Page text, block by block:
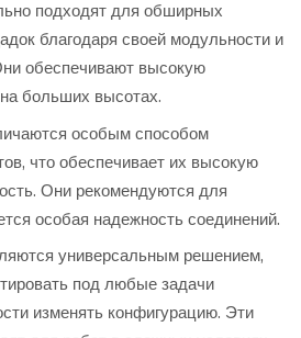
подходят для обширных
благодаря своей модульности и
обеспечивают высокую
больших высотах.
особым способом
что обеспечивает их высокую
Они рекомендуются для
особая надежность соединений.
универсальным решением,
под любые задачи
изменять конфигурацию. Эти